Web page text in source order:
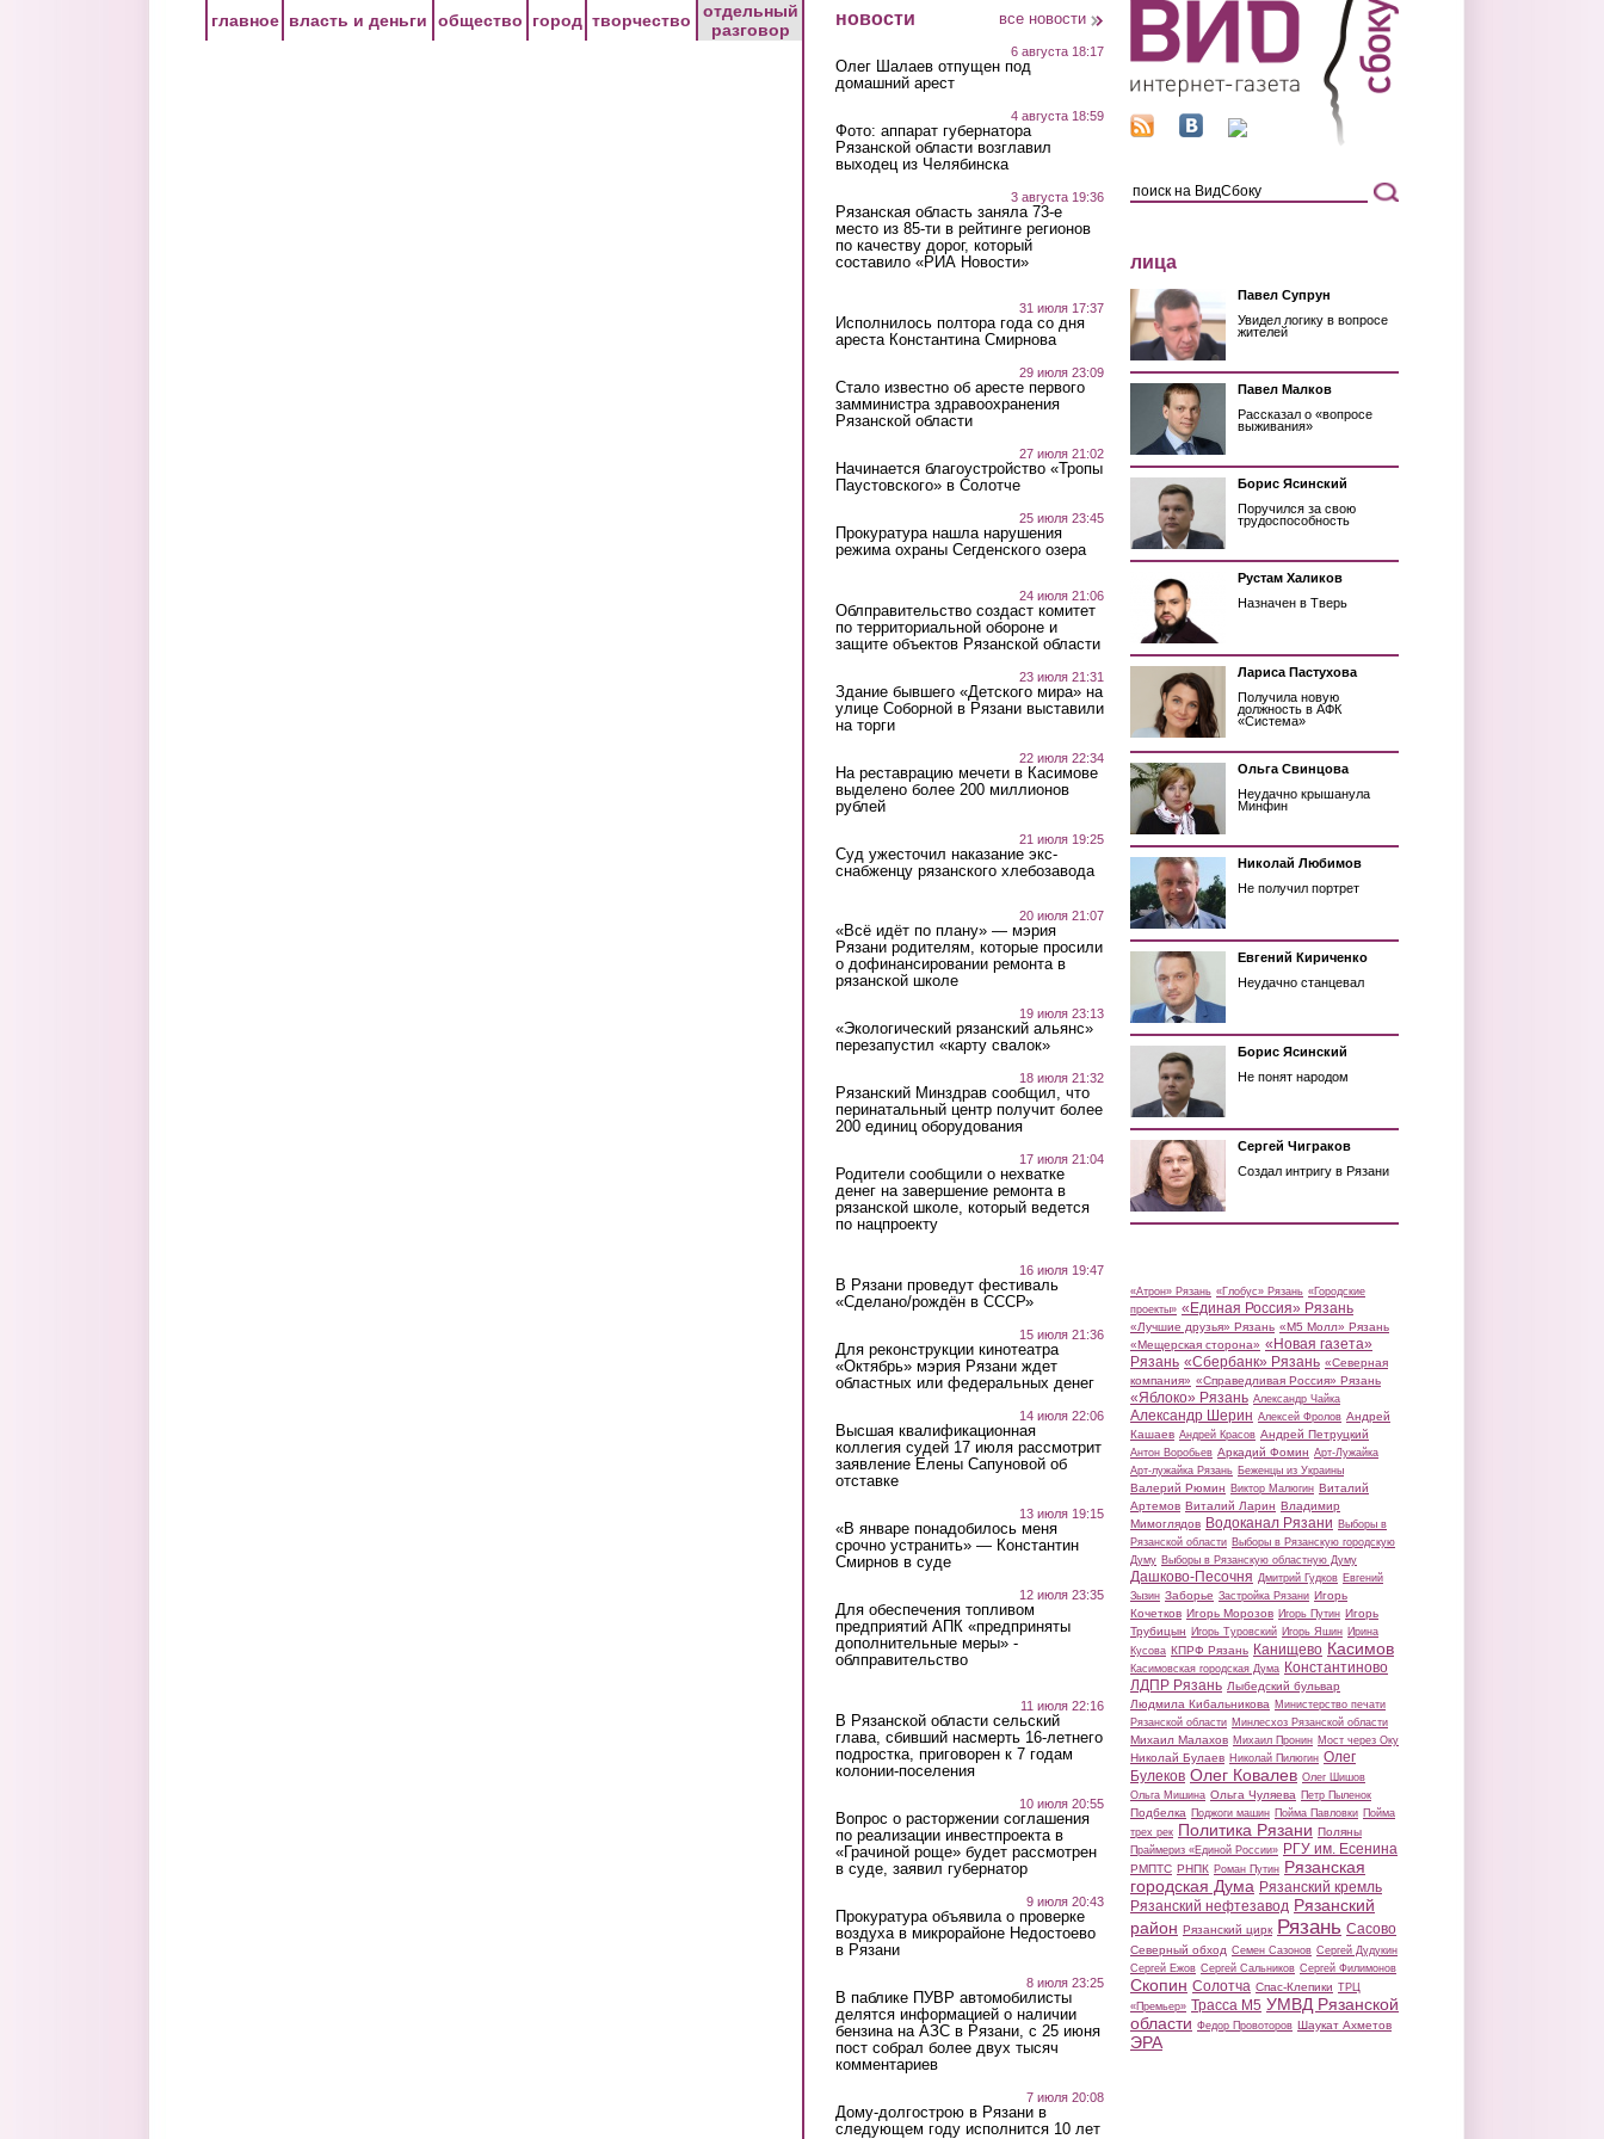
главное власть и деньги общество город творчество
отдельный
разговор
новости все новости
6 августа 18:17
Олег Шалаев отпущен под
домашний арест
4 августа 18:59
Фото: аппарат губернатора
Рязанской области возглавил
выходец из Челябинска
3 августа 19:36
Рязанская область заняла 73-е
место из 85-ти в рейтинге регионов
по качеству дорог, который
составило «РИА Новости»
31 июля 17:37
Исполнилось полтора года со дня
ареста Константина Смирнова
29 июля 23:09
Стало известно об аресте первого
замминистра здравоохранения
Рязанской области
27 июля 21:02
Начинается благоустройство «Тропы
Паустовского» в Солотче
25 июля 23:45
Прокуратура нашла нарушения
режима охраны Сегденского озера
24 июля 21:06
Облправительство создаст комитет
по территориальной обороне и
защите объектов Рязанской области
23 июля 21:31
Здание бывшего «Детского мира» на
улице Соборной в Рязани выставили
на торги
22 июля 22:34
На реставрацию мечети в Касимове
выделено более 200 миллионов
рублей
21 июля 19:25
Суд ужесточил наказание экс-
снабженцу рязанского хлебозавода
20 июля 21:07
«Всё идёт по плану» — мэрия
Рязани родителям, которые просили
о дофинансировании ремонта в
рязанской школе
19 июля 23:13
«Экологический рязанский альянс»
перезапустил «карту свалок»
18 июля 21:32
Рязанский Минздрав сообщил, что
перинатальный центр получит более
200 единиц оборудования
17 июля 21:04
Родители сообщили о нехватке
денег на завершение ремонта в
рязанской школе, который ведется
по нацпроекту
16 июля 19:47
В Рязани проведут фестиваль
«Сделано/рождён в СССР»
15 июля 21:36
Для реконструкции кинотеатра
«Октябрь» мэрия Рязани ждет
областных или федеральных денег
14 июля 22:06
Высшая квалификационная
коллегия судей 17 июля рассмотрит
заявление Елены Сапуновой об
отставке
13 июля 19:15
«В январе понадобилось меня
срочно устранить» — Константин
Смирнов в суде
12 июля 23:35
Для обеспечения топливом
предприятий АПК «предприняты
дополнительные меры» -
облправительство
11 июля 22:16
В Рязанской области сельский
глава, сбивший насмерть 16-летнего
подростка, приговорен к 7 годам
колонии-поселения
10 июля 20:55
Вопрос о расторжении соглашения
по реализации инвестпроекта в
«Грачиной роще» будет рассмотрен
в суде, заявил губернатор
9 июля 20:43
Прокуратура объявила о проверке
воздуха в микрорайоне Недостоево
в Рязани
8 июля 23:25
В паблике ПУВР автомобилисты
делятся информацией о наличии
бензина на АЗС в Рязани, с 25 июня
пост собрал более двух тысяч
комментариев
7 июля 20:08
Дому-долгострою в Рязани в
следующем году исполнится 10 лет
лица
Павел Супрун
Увидел логику в вопросе
жителей
Павел Малков
Рассказал о «вопросе
выживания»
Борис Ясинский
Поручился за свою
трудоспособность
Рустам Халиков
Назначен в Тверь
Лариса Пастухова
Получила новую
должность в АФК
«Система»
Ольга Свинцова
Неудачно крышанула
Минфин
Николай Любимов
Не получил портрет
Евгений Кириченко
Неудачно станцевал
Борис Ясинский
Не понят народом
Сергей Чиграков
Создал интригу в Рязани
«Атрон» Рязань «Глобус» Рязань «Городские
проекты» «Единая Россия» Рязань
«Лучшие друзья» Рязань «М5 Молл» Рязань
«Мещерская сторона» «Новая газета»
Рязань «Сбербанк» Рязань «Северная
компания» «Справедливая Россия» Рязань
«Яблоко» Рязань Александр Чайка
Александр Шерин Алексей Фролов Андрей
Кашаев Андрей Красов Андрей Петруцкий
Антон Воробьев Аркадий Фомин Арт-Лужайка
Арт-лужайка Рязань Беженцы из Украины
Валерий Рюмин Виктор Малюгин Виталий
Артемов Виталий Ларин Владимир
Мимоглядов Водоканал Рязани Выборы в
Рязанской области Выборы в Рязанскую городскую
Думу Выборы в Рязанскую областную Думу
Дашково-Песочня Дмитрий Гудков Евгений
Зызин Заборье Застройка Рязани Игорь
Кочетков Игорь Морозов Игорь Путин Игорь
Трубицын Игорь Туровский Игорь Яшин Ирина
Кусова КПРФ Рязань Канищево Касимов
Касимовская городская Дума Константиново
ЛДПР Рязань Лыбедский бульвар
Людмила Кибальникова Министерство печати
Рязанской области Минлесхоз Рязанской области
Михаил Малахов Михаил Пронин Мост через Оку
Николай Булаев Николай Пилюгин Олег
Булеков Олег Ковалев Олег Шишов
Ольга Мишина Ольга Чуляева Петр Пыленок
Подбелка Поджоги машин Пойма Павловки Пойма
трех рек Политика Рязани Поляны
Праймериз «Единой России» РГУ им. Есенина
РМПТС РНПК Роман Путин Рязанская
городская Дума Рязанский кремль
Рязанский нефтезавод Рязанский
район Рязанский цирк Рязань Сасово
Северный обход Семен Сазонов Сергей Дудукин
Сергей Ежов Сергей Сальников Сергей Филимонов
Скопин Солотча Спас-Клепики ТРЦ
«Премьер» Трасса М5 УМВД Рязанской
области Федор Провоторов Шаукат Ахметов
ЭРА